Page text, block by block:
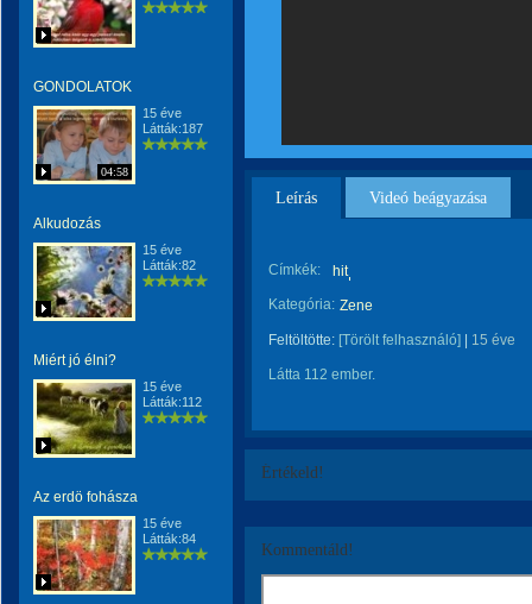
GONDOLATOK
04:58
15 éve
Látták:187
Alkudozás
15 éve
Látták:82
Miért jó élni?
15 éve
Látták:112
Az erdö fohásza
15 éve
Látták:84
Leírás Videó beágyazása
Címkék:
hit
Kategória: Zene
Feltöltötte: [Törölt felhasználó] 15 éve
Látta 112 ember.
Értékeld!
Kommentáld!